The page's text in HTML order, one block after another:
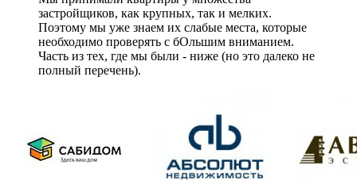
застройщиков, как крупных, так и мелких.
Поэтому мы уже знаем их слабые места, которые
необходимо проверять с бОльшим вниманием.
Часть из тех, где мы были - ниже (но это далеко не
полный перечень).